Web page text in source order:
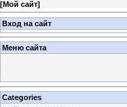
[Мой сайт]
Вход на сайт
Меню сайта
Categories